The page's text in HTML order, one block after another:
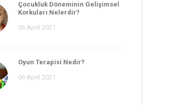
Çocukluk Döneminin Gelişimsel
Korkuları Nelerdir?
06 April 2021
Oyun Terapisi Nedir?
06 April 2021